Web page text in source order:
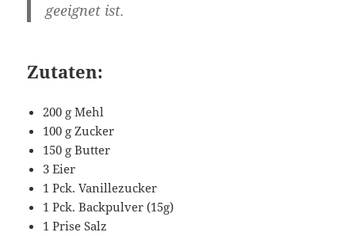
geeignet ist.
Zutaten:
200 g Mehl
100 g Zucker
150 g Butter
3 Eier
1 Pck. Vanillezucker
1 Pck. Backpulver (15g)
1 Prise Salz